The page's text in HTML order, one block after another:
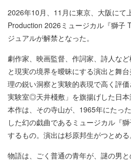
2026年10月、11月に東京、大阪にて
Production 2026ミュージカル『獅子
ジュアルが解禁となった。
劇作家、映画監督、作詞家、詩人な
と現実の境界を曖昧にする演出と舞
理の鋭い洞察と実験的表現で高く評
実験室◎天井棧敷」を旗揚げした日本
本作は、その寺山が、1965年にたっ
した幻の戯曲であるミュージカル『
するもの。演出は杉原邦生がつとめる。
物語は、ごく普通の青年が、謎の男